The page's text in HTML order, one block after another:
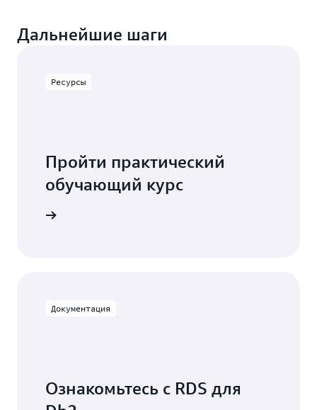
Дальнейшие шаги
Ресурсы
Пройти практический
обучающий курс
Документация
Ознакомьтесь с RDS для